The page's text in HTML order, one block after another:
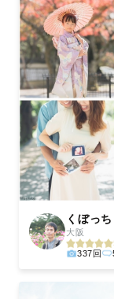
くぼっち
大阪
337回